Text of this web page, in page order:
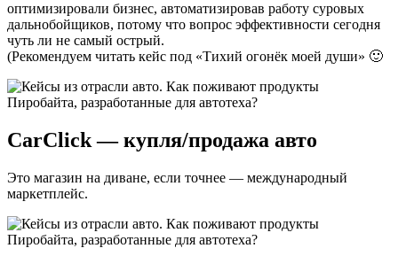
оптимизировали бизнес, автоматизировав работу суровых
дальнобойщиков, потому что вопрос эффективности сегодня
чуть ли не самый острый.
(Рекомендуем читать кейс под «Тихий огонёк моей души» 🙂
CarClick — купля/продажа авто
Это магазин на диване, если точнее — международный
маркетплейс.